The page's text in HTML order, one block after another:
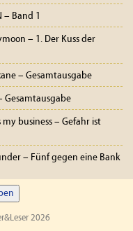
– Band 1
– 1. Der Kuss der
– Gesamtausgabe
Gesamtausgabe
my business – Gefahr ist
– Fünf gegen eine Bank
2026